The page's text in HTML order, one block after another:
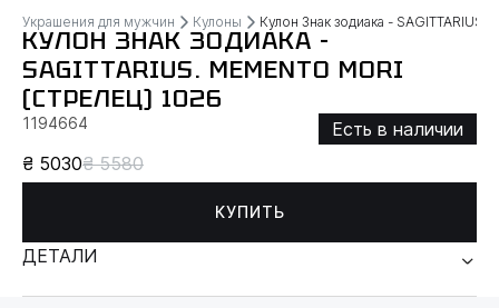
Украшения для мужчин Кулоны Кулон Знак зодиака - SAGITTARIUS.
КУЛОН ЗНАК ЗОДИАКА -
SAGITTARIUS. MEMENTO MORI
(СТРЕЛЕЦ) 1026
1194664
Есть в наличии
₴ 5030₴ 5580
КУПИТЬ
ДЕТАЛИ